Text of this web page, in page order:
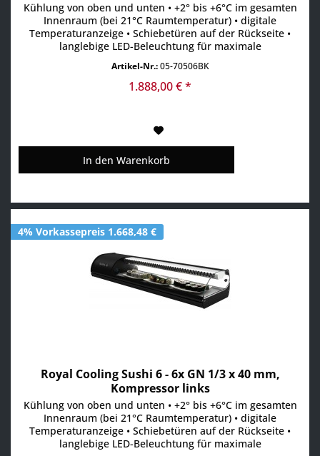
Kühlung von oben und unten • +2° bis +6°C im gesamten
Innenraum (bei 21°C Raumtemperatur) • digitale
Temperaturanzeige • Schiebetüren auf der Rückseite •
langlebige LED-Beleuchtung für maximale
Sichtbarkeit der Produkte • Scheiben aus gehärtetem Glas
• aufklappbare Frontscheibe • inkl. GN-Behälter
Artikel-Nr.:05-70506BK
1.888,00 € *
In den Warenkorb
4% Vorkassepreis 1.668,48 €
Royal Cooling Sushi 6 - 6x GN 1/3 x 40 mm,
Kompressor links
Kühlung von oben und unten • +2° bis +6°C im gesamten
Innenraum (bei 21°C Raumtemperatur) • digitale
Temperaturanzeige • Schiebetüren auf der Rückseite •
langlebige LED-Beleuchtung für maximale